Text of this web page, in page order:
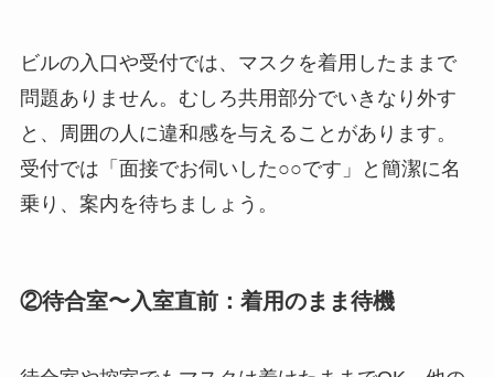
ビルの入口や受付では、マスクを着用したままで
問題ありません。むしろ共用部分でいきなり外す
と、周囲の人に違和感を与えることがあります。
受付では「面接でお伺いした○○です」と簡潔に名
乗り、案内を待ちましょう。
②待合室〜入室直前：着用のまま待機